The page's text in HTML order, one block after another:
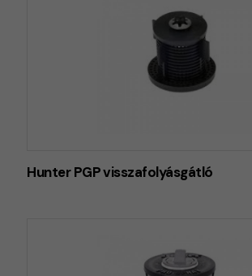
Hunter PGP visszafolyásgátló